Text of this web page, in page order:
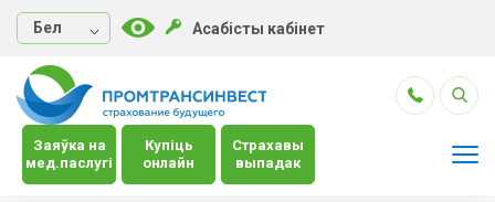
Бел Асабісты кабінет
Заяўка на
мед.паслугі
Купіць
онлайн
Страхавы
выпадак